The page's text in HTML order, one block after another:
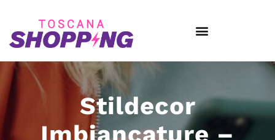
Stildecor
Imbiancature –